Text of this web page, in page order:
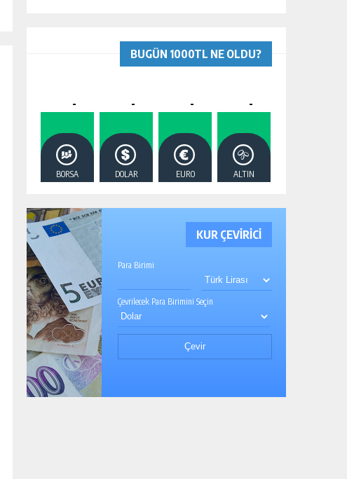
BUGÜN 1000TL NE OLDU?
-
BORSA
-
DOLAR
-
EURO
-
ALTIN
KUR ÇEVİRİCİ
Para Birimi
Çevrilecek Para Birimini Seçin
Çevir